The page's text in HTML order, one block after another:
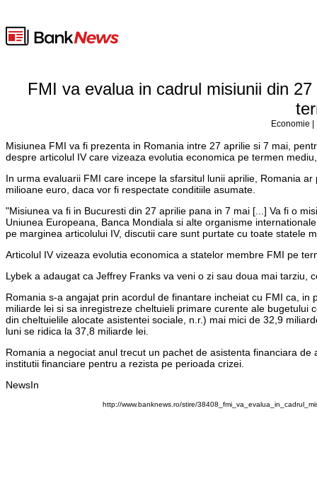
FMI va evalua in cadrul misiunii din
Economie
Misiunea FMI va fi prezenta in Romania intre 27 aprilie si 7 mai,
despre articolul IV care vizeaza evolutia economica pe termen
In urma evaluarii FMI care incepe la sfarsitul lunii aprilie, Romania
milioane euro, daca vor fi respectate conditiile asumate.
"Misiunea va fi in Bucuresti din 27 aprilie pana in 7 mai [...] Va fi o
Uniunea Europeana, Banca Mondiala si alte organisme
pe marginea articolului IV, discutii care sunt purtate cu toate statele
Articolul IV vizeaza evolutia economica a statelor membre FMI pe
Lybek a adaugat ca Jeffrey Franks va veni o zi sau doua mai tarziu,
Romania s-a angajat prin acordul de finantare incheiat cu FMI ca,
miliarde lei si sa inregistreze cheltuieli primare curente ale
din cheltuielile alocate asistentei sociale, n.r.) mai mici de 32,9
luni se ridica la 37,8 miliarde lei.
Romania a negociat anul trecut un pachet de asistenta financiara
institutii financiare pentru a rezista pe perioada crizei.
NewsIn
http://www.banknews.ro/stire/